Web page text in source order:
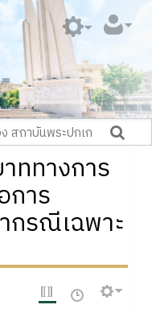
ททางการ
การ
กรณีเฉพาะ